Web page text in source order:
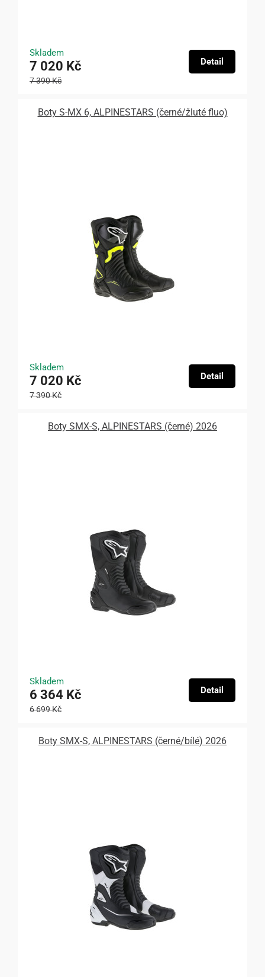
Skladem
7 020 Kč
7 390 Kč
Detail
Boty S-MX 6, ALPINESTARS (černé/žluté fluo)
Skladem
7 020 Kč
7 390 Kč
Detail
Boty SMX-S, ALPINESTARS (černé) 2026
Skladem
6 364 Kč
6 699 Kč
Detail
Boty SMX-S, ALPINESTARS (černé/bílé) 2026